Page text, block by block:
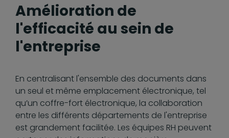
Amélioration de
l'efficacité au sein de
l'entreprise
En centralisant l'ensemble des documents dans
un seul et même emplacement électronique, tel
qu’un coffre-fort électronique, la collaboration
entre les différents départements de l'entreprise
est grandement facilitée. Les équipes RH peuvent